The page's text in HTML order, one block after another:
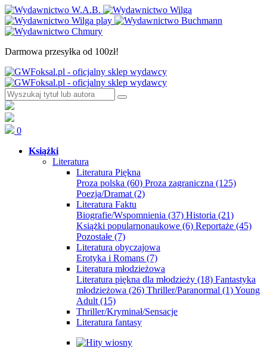
Darmowa przesyłka od 100zł!
0
Książki
Literatura
Literatura Piękna
Proza polska (60) Proza zagraniczna (125)
Poezja/Dramat (2)
Literatura Faktu
Biografie/Wspomnienia (37) Historia (21)
Książki popularnonaukowe (6) Reportaże (45)
Pozostałe (7)
Literatura obyczajowa
Erotyka i Romans (7)
Literatura młodzieżowa
Literatura piękna dla młodzieży (18) Fantastyka
młodzieżowa (26) Thriller/Paranormal (1)Young
Adult (15)
Thriller/Kryminał/Sensacje
Literatura fantasy